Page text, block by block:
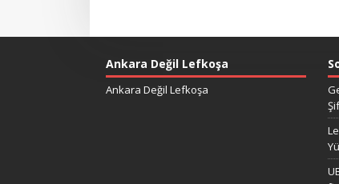
Ankara Değil Lefkoşa
Ankara Değil Lefkoşa